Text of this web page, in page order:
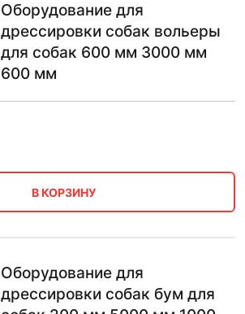
Оборудование для
дрессировки собак вольеры
для собак 600 мм 3000 мм
600 мм
В КОРЗИНУ
Оборудование для
дрессировки собак бум для